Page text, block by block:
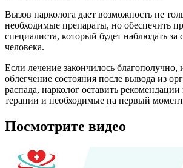
Вызов нарколога дает возможность не
необходимые препараты, но обеспечить
специалиста, который будет наблюдать за
человека.
Если лечение закончилось благополучно,
облегчение состояния после вывода из
распада, нарколог оставить
терапии и необходимые на первый
Посмотрите видео